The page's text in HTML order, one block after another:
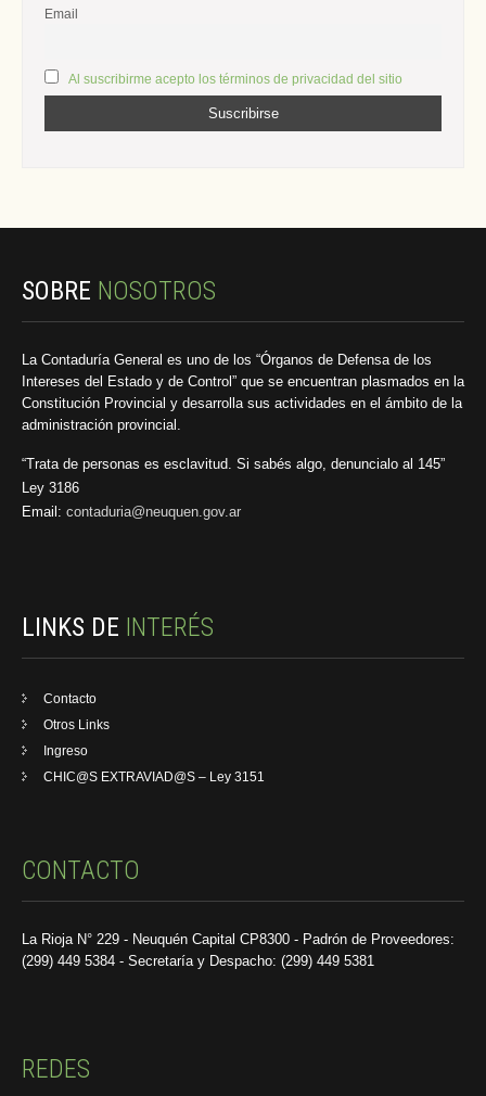
Email
Al suscribirme acepto los términos de privacidad del sitio
SOBRE NOSOTROS
La Contaduría General es uno de los “Órganos de Defensa de los
Intereses del Estado y de Control” que se encuentran plasmados en la
Constitución Provincial y desarrolla sus actividades en el ámbito de la
administración provincial.
“Trata de personas es esclavitud. Si sabés algo, denuncialo al 145”
Ley 3186
Email: contaduria@neuquen.gov.ar
LINKS DE INTERÉS
Contacto
Otros Links
Ingreso
CHIC@S EXTRAVIAD@S – Ley 3151
CONTACTO
La Rioja N° 229 - Neuquén Capital CP8300 - Padrón de Proveedores:
(299) 449 5384 - Secretaría y Despacho: (299) 449 5381
REDES